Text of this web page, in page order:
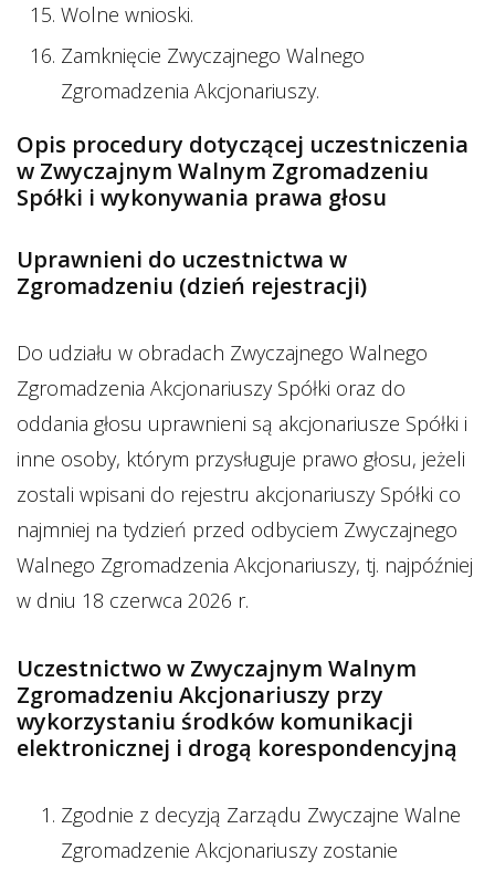
Wolne wnioski.
Zamknięcie Zwyczajnego Walnego
Zgromadzenia Akcjonariuszy.
Opis procedury dotyczącej uczestniczenia
w Zwyczajnym Walnym Zgromadzeniu
Spółki i wykonywania prawa głosu
Uprawnieni do uczestnictwa w
Zgromadzeniu (dzień rejestracji)
Do udziału w obradach Zwyczajnego Walnego
Zgromadzenia Akcjonariuszy Spółki oraz do
oddania głosu uprawnieni są akcjonariusze Spółki i
inne osoby, którym przysługuje prawo głosu, jeżeli
zostali wpisani do rejestru akcjonariuszy Spółki co
najmniej na tydzień przed odbyciem Zwyczajnego
Walnego Zgromadzenia Akcjonariuszy, tj. najpóźniej
w dniu 18 czerwca 2026 r.
Uczestnictwo w Zwyczajnym Walnym
Zgromadzeniu Akcjonariuszy przy
wykorzystaniu środków komunikacji
elektronicznej i drogą korespondencyjną
Zgodnie z decyzją Zarządu Zwyczajne Walne
Zgromadzenie Akcjonariuszy zostanie